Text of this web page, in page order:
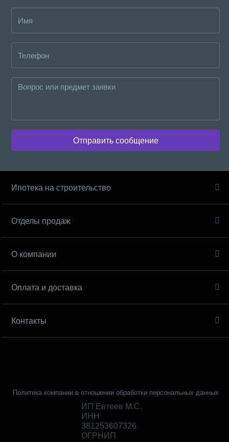
Отправить сообщение
Ипотека на строительство
Отделы продаж
О компании
Оплата и доставка
Контакты
Политика компании в отношении обработки персональных данных
ИП Евтеев М.С.
ИНН
381253607326
ОГРНИП